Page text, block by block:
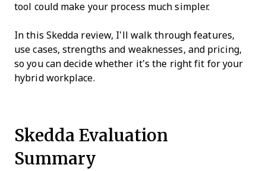
tool could make your process much simpler.
In this Skedda review, I’ll walk through features,
use cases, strengths and weaknesses, and pricing,
so you can decide whether it’s the right fit for your
hybrid workplace.
Skedda Evaluation
Summary